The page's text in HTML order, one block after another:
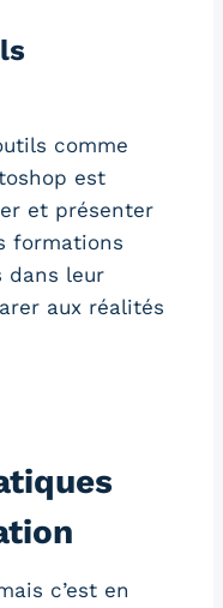
comme
est
et présenter
formations
dans leur
aux réalités
c’est en